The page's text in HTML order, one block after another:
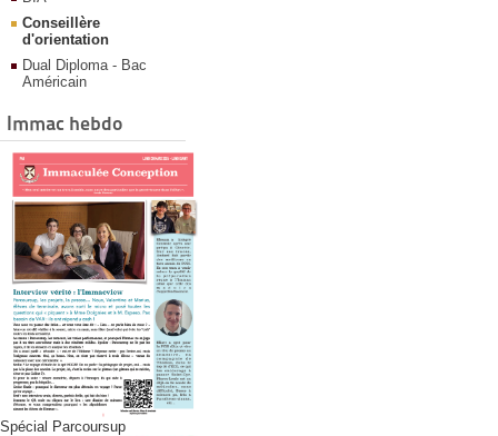
Conseillère
d'orientation
Dual Diploma - Bac
Américain
Immac hebdo
Spécial Parcoursup